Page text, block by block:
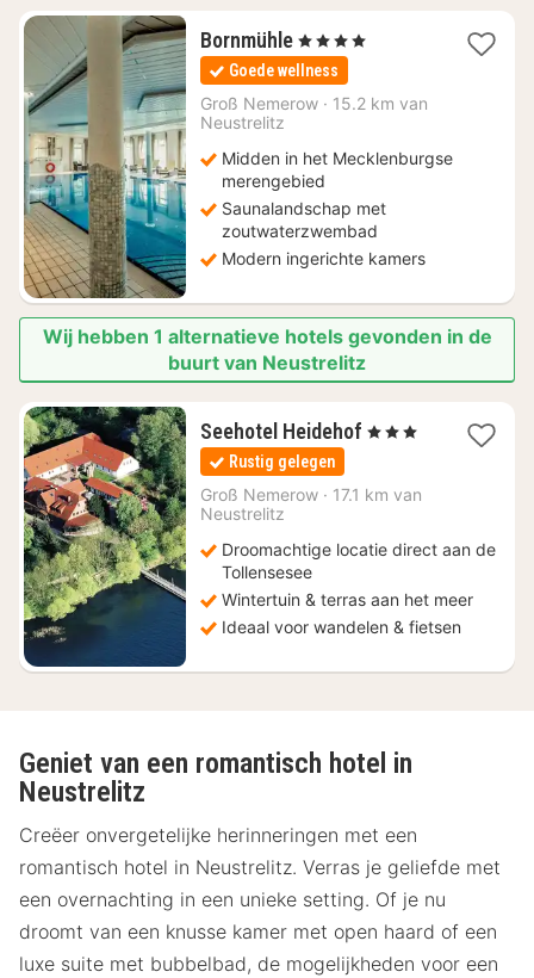
Bornmühle1
nacht
vanaf
€
, 4 Sterren
Goede wellness
Groß Nemerow · 15.2 km van
Neustrelitz
Midden in het Mecklenburgse
merengebied
Saunalandschap met
zoutwaterzwembad
Modern ingerichte kamers
Wij hebben 1 alternatieve hotels gevonden in de
buurt van Neustrelitz
Seehotel Heidehof 1
€
, 3 Sterren
Rustig gelegen
Groß Nemerow · 17.1 km van
Neustrelitz
Droomachtige locatie direct aan de
Tollensesee
Wintertuin & terras aan het meer
Ideaal voor wandelen & fietsen
Geniet van een romantisch hotel in
Neustrelitz
Creëer onvergetelijke herinneringen met een
romantisch hotel in Neustrelitz. Verras je geliefde met
een overnachting in een unieke setting. Of je nu
droomt van een knusse kamer met open haard of een
luxe suite met bubbelbad, de mogelijkheden voor een